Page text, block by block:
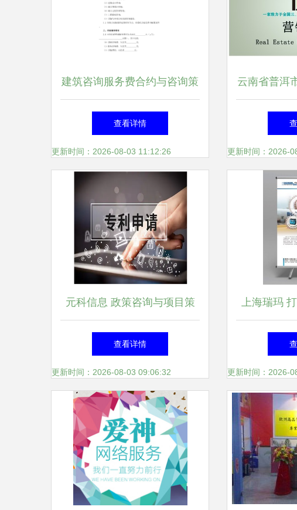
建筑咨询服务费合约与咨询策
划服务的关键要点解析
查看详情
更新时间：2026-08-03 11:12:26
云南省普洱
销售代理
更新时间：2026-
元科信息 政策咨询与项目策
划申报一站式综合服务解析
查看详情
更新时间：2026-08-03 09:06:32
上海瑞玛
业画册设
更新时间：2026-